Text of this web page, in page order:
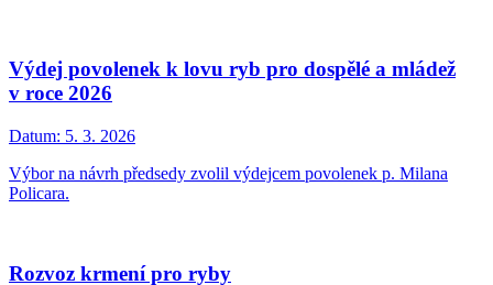
Výdej povolenek k lovu ryb pro dospělé a mládež
v roce 2026
Datum: 5. 3. 2026
Výbor na návrh předsedy zvolil výdejcem povolenek p. Milana
Policara.
Rozvoz krmení pro ryby